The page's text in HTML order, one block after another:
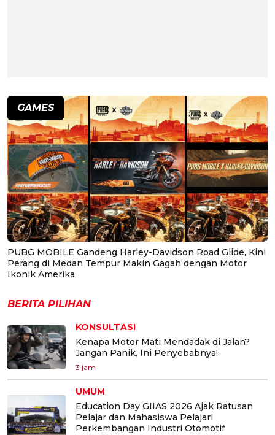
GAMES
PUBG MOBILE Gandeng Harley-Davidson Road Glide, Kini
Perang di Medan Tempur Makin Gagah dengan Motor
Ikonik Amerika
BERITA PILIHAN
KONSULTASI
Kenapa Motor Mati Mendadak di Jalan?
Jangan Panik, Ini Penyebabnya!
3 jam
UMUM
Education Day GIIAS 2026 Ajak Ratusan
Pelajar dan Mahasiswa Pelajari
Perkembangan Industri Otomotif